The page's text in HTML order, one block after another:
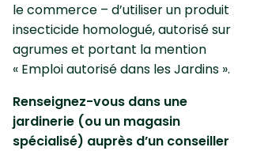
le commerce – d’utiliser un produit
insecticide homologué, autorisé sur
agrumes et portant la mention
« Emploi autorisé dans les Jardins ».
Renseignez-vous dans une
jardinerie (ou un magasin
spécialisé) auprès d’un conseiller